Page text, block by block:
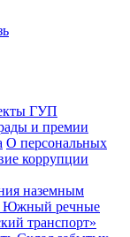
ГУП
и премии
О персональных
коррупции
наземным
Южный речные
транспорт»